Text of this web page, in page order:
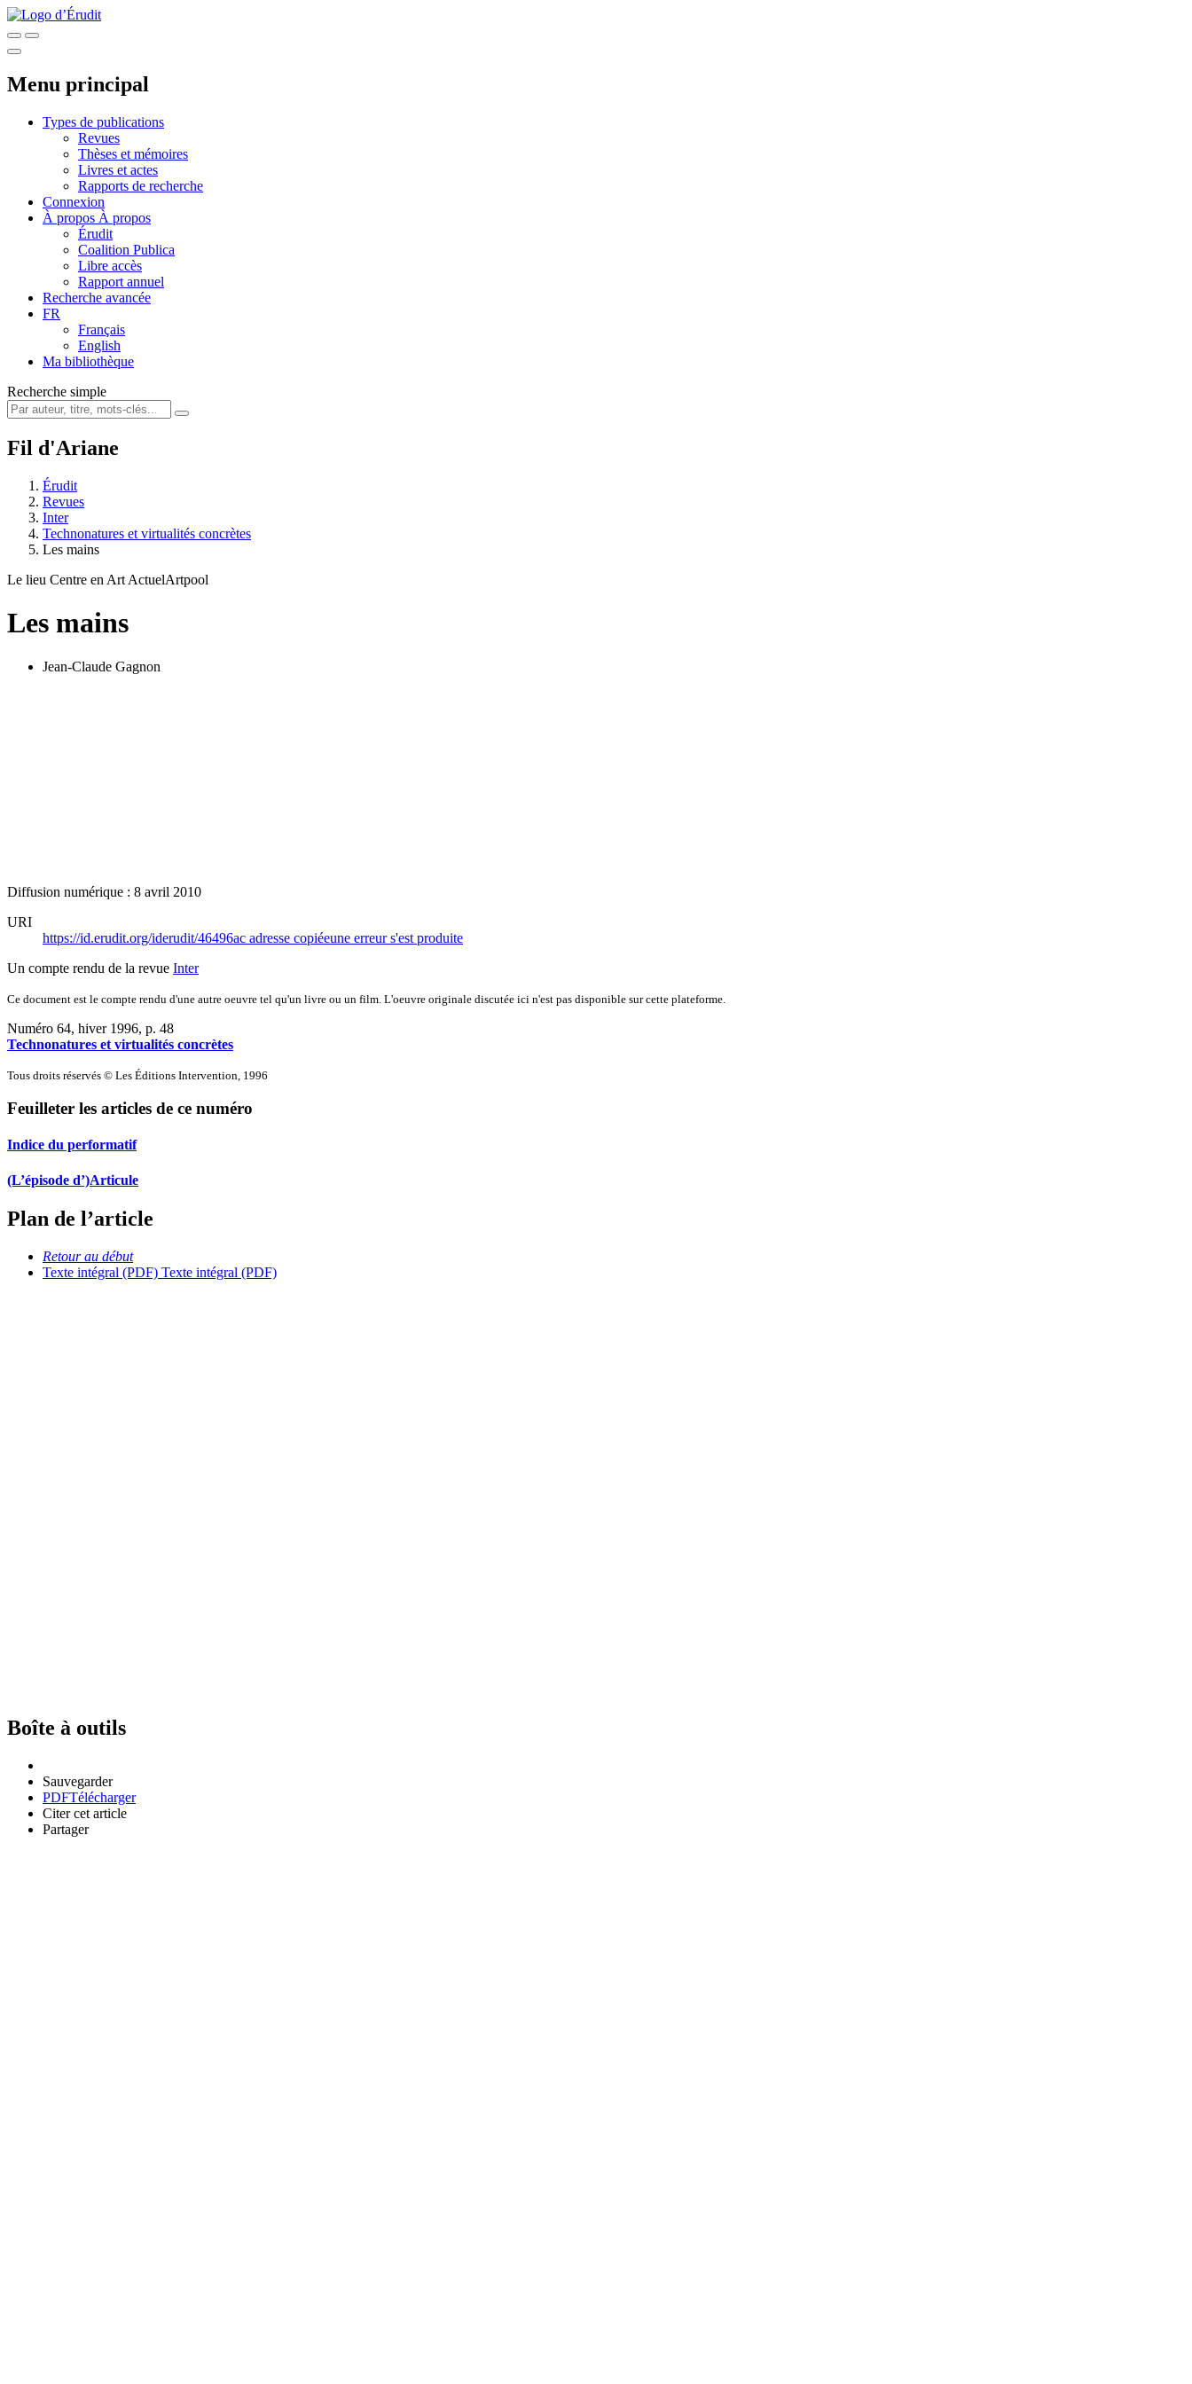
Menu principal
Types de publications
Revues
Thèses et mémoires
Livres et actes
Rapports de recherche
Connexion
À propos À propos
Érudit
Coalition Publica
Libre accès
Rapport annuel
Recherche avancée
FR
Français
English
Ma bibliothèque
Recherche simple
Fil d'Ariane
Érudit
Revues
Inter
Technonatures et virtualités concrètes
Les mains
Le lieu Centre en Art ActuelArtpool
Les mains
Jean-Claude Gagnon
Diffusion numérique : 8 avril 2010
URI
https://id.erudit.org/iderudit/46496ac adresse copiéeune erreur s'est produite
Un compte rendu de la revue Inter
Ce document est le compte rendu d'une autre oeuvre tel qu'un livre ou un film. L'oeuvre originale discutée ici n'est pas disponible sur cette plateforme.
Numéro 64, hiver 1996, p. 48
Technonatures et virtualités concrètes
Tous droits réservés © Les Éditions Intervention, 1996
Feuilleter les articles de ce numéro
Indice du performatif
(L’épisode d’)Articule
Plan de l’article
Retour au début
Texte intégral (PDF) Texte intégral (PDF)
Boîte à outils
Sauvegarder
PDFTélécharger
Citer cet article
Partager